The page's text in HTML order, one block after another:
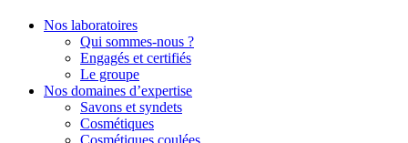
Nos laboratoires
Qui sommes-nous ?
Engagés et certifiés
Le groupe
Nos domaines d’expertise
Savons et syndets
Cosmétiques